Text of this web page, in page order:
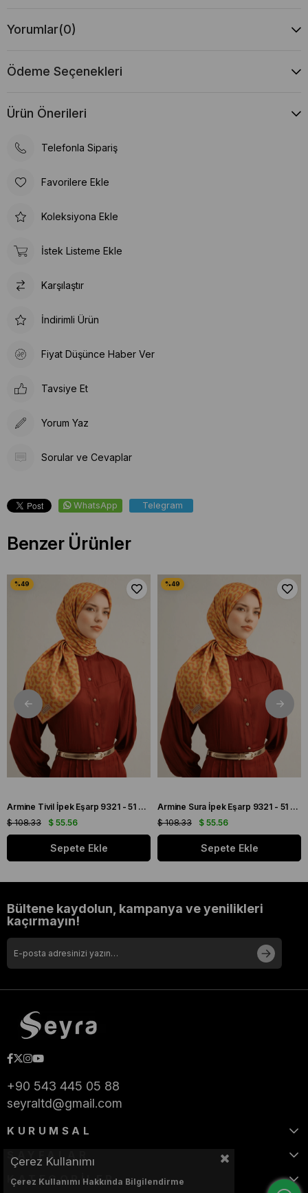
Yorumlar(0)
Ödeme Seçenekleri
Ürün Önerileri
Telefonla Sipariş
Favorilere Ekle
Koleksiyona Ekle
İstek Listeme Ekle
Karşılaştır
İndirimli Ürün
Fiyat Düşünce Haber Ver
Tavsiye Et
Yorum Yaz
Sorular ve Cevaplar
WhatsApp Telegram
Benzer Ürünler
Armine Tivil İpek Eşarp 9321 - 51 Turuncu Karışık Desen
$ 55.56
$ 108.33
Sepete Ekle
Armine Sura İpek Eşarp 9321 - 51 Turuncu Karışık Desen
$ 55.56
$ 108.33
Sepete Ekle
Bültene kaydolun, kampanya ve yenilikleri
kaçırmayın!
+90 543 445 05 88
seyraltd@gmail.com
KURUMSAL
SAYFALAR
KATEGORİLER
Çerez Kullanımı
Çerez Kullanımı Hakkında Bilgilendirme